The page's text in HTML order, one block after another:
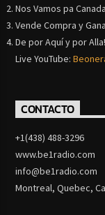
Nos Vamos pa Canada
Vende Compra y Gana
De por Aquí y por Alla!
Live YouTube:
CONTACTO
+1(438) 488-3296
www.be1radio.com
info@be1radio.com
Montreal, Quebec,